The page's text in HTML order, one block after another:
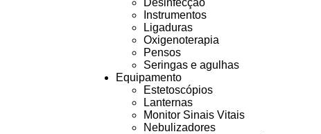
Desinfecção
Instrumentos
Ligaduras
Oxigenoterapia
Pensos
Seringas e agulhas
Equipamento
Estetoscópios
Lanternas
Monitor Sinais Vitais
Nebulizadores